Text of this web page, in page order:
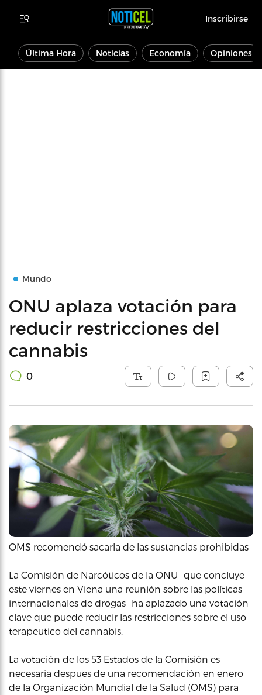
Inscribirse
Última Hora Noticias Economía Opiniones
Mundo
ONU aplaza votación para
reducir restricciones del
cannabis
0
OMS recomendó sacarla de las sustancias prohibidas
La Comisión de Narcóticos de la ONU -que concluye
este viernes en Viena una reunión sobre las políticas
internacionales de drogas- ha aplazado una votación
clave que puede reducir las restricciones sobre el uso
terapeutico del cannabis.
La votación de los 53 Estados de la Comisión es
necesaria despues de una recomendación en enero
de la Organización Mundial de la Salud (OMS) para